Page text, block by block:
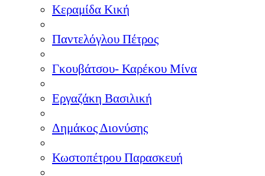
Κεραμίδα Κική
Παντελόγλου Πέτρος
Γκουβάτσου- Καρέκου Μίνα
Εργαζάκη Βασιλική
Δημάκος Διονύσης
Κωστοπέτρου Παρασκευή